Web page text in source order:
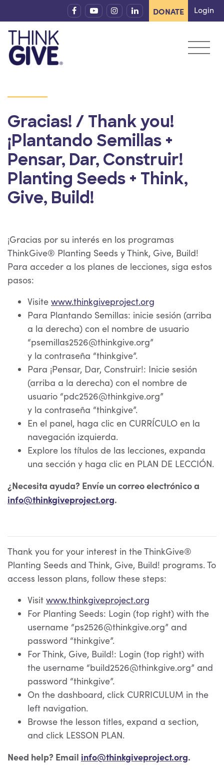
DONATE Login
Gracias! / Thank you!
¡Plantando Semillas +
Pensar, Dar, Construir!
Planting Seeds + Think,
Give, Build!
¡Gracias por su interés en los programas
ThinkGive® Planting Seeds y Think, Give, Build!
Para acceder a los planes de lecciones, siga estos
pasos:
Visite www.thinkgiveproject.org
Para Plantando Semillas: inicie sesión (arriba
a la derecha) con el nombre de usuario
“psemillas2526@thinkgive.org”
y la contraseña “thinkgive”.
Para ¡Pensar, Dar, Construir!: Inicie sesión
(arriba a la derecha) con el nombre de
usuario “pdc2526@thinkgive.org”
y la contraseña “thinkgive”.
En el panel, haga clic en CURRÍCULO en la
navegación izquierda.
Explore los títulos de las lecciones, expanda
una sección y haga clic en PLAN DE LECCIÓN.
¿Necesita ayuda? Envíe un correo electrónico a
info@thinkgiveproject.org.
Thank you for your interest in the ThinkGive®
Planting Seeds and Think, Give, Build! programs. To
access lesson plans, follow these steps:
Visit www.thinkgiveproject.org
For Planting Seeds: Login (top right) with the
username “ps2526@thinkgive.org” and
password “thinkgive”.
For Think, Give, Build!: Login (top right) with
the username “build2526@thinkgive.org” and
password “thinkgive”.
On the dashboard, click CURRICULUM in the
left navigation.
Browse the lesson titles, expand a section,
and click LESSON PLAN.
Need help? Email info@thinkgiveproject.org.